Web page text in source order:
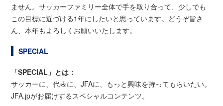
ません。サッカーファミリー全体で手を取り合って、少しでも
この目標に近づける1年にしたいと思っています。どうぞ皆さ
ん、本年もよろしくお願いいたします。
SPECIAL
「SPECIAL」とは：
サッカーに、代表に、JFAに、もっと興味を持ってもらいたい。
JFA.jpがお届けするスペシャルコンテンツ。